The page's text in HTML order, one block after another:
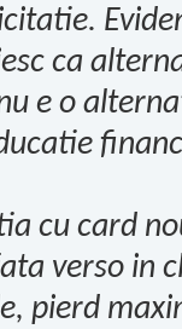
ca
e o
cu card
verso in
pierd